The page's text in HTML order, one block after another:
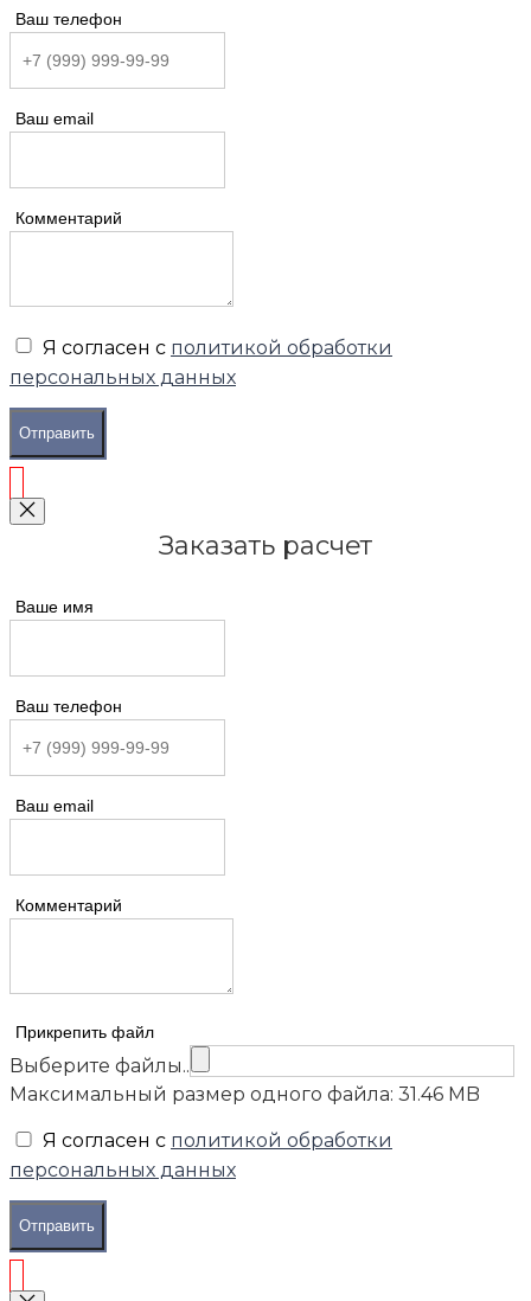
Ваш телефон
Ваш email
Комментарий
Я согласен с политикой обработки
персональных данных
Отправить
Заказать расчет
Ваше имя
Ваш телефон
Ваш email
Комментарий
Прикрепить файл
Выберите файлы..
Максимальный размер одного файла: 31.46 MB
Я согласен с политикой обработки
персональных данных
Отправить